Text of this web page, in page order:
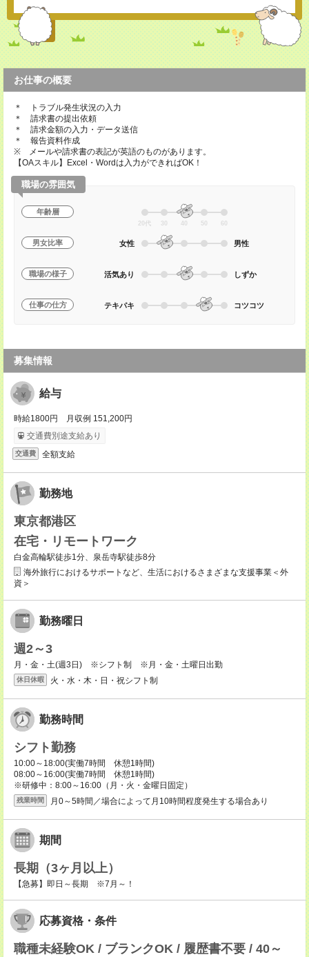
お仕事の概要
＊ トラブル発生状況の入力
＊ 請求書の提出依頼
＊ 請求金額の入力・データ送信
＊ 報告資料作成
※ メールや請求書の表記が英語のものがあります。
【OAスキル】Excel・Wordは入力ができればOK！
職場の雰囲気
年齢層
20代 30 40 50 60
男女比率 女性 男性
職場の様子 活気あり しずか
仕事の仕方 テキパキ コツコツ
募集情報
給与
時給1800円 月収例 151,200円
交通費別途支給あり
交通費 全額支給
勤務地
東京都港区
在宅・リモートワーク
白金高輪駅徒歩1分、泉岳寺駅徒歩8分
海外旅行におけるサポートなど、生活におけるさまざまな支援事業＜外
資＞
勤務曜日
週2～3
月・金・土(週3日) ※シフト制 ※月・金・土曜日出勤
休日休暇 火・水・木・日・祝シフト制
勤務時間
シフト勤務
10:00～18:00(実働7時間 休憩1時間)
08:00～16:00(実働7時間 休憩1時間)
※研修中：8:00～16:00（月・火・金曜日固定）
残業時間 月0～5時間／場合によって月10時間程度発生する場合あり
期間
長期（3ヶ月以上）
【急募】即日～長期 ※7月～！
応募資格・条件
職種未経験OK / ブランクOK / 履歴書不要 / 40～